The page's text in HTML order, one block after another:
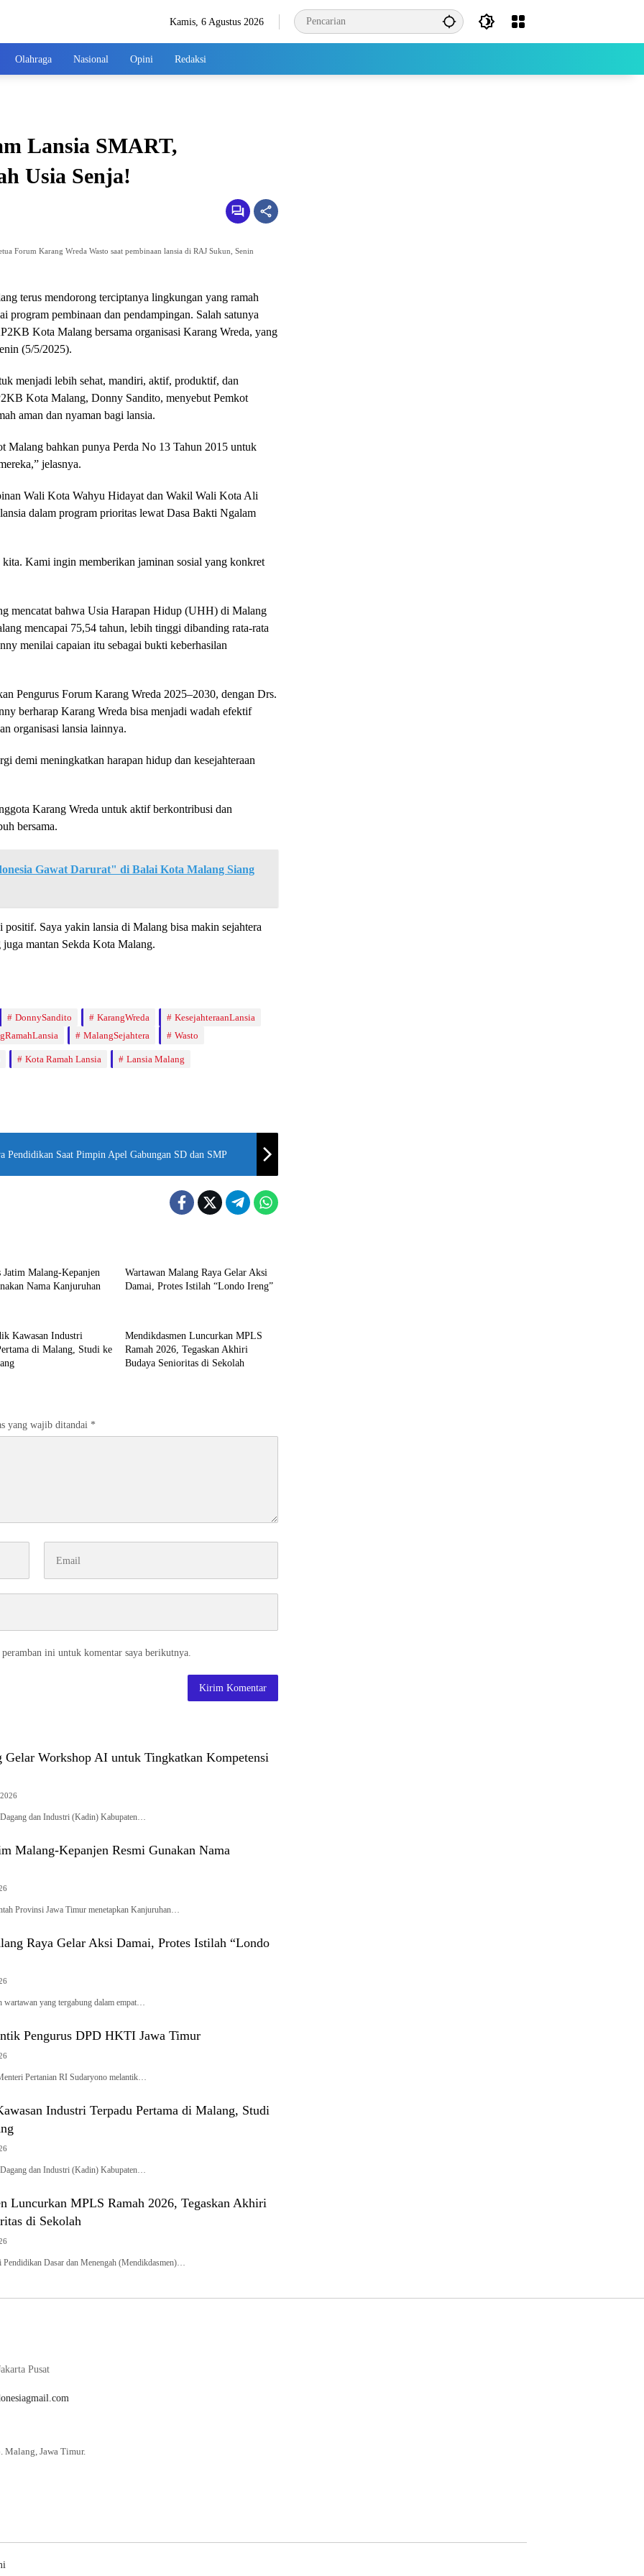
Kamis, 6 Agustus 2026
Olahraga Nasional Opini Redaksi
Lansia SMART,
Usia Senja!
Forum Karang Wreda Wasto saat pembinaan lansia di RAJ Sukun, Senin
terus mendorong terciptanya lingkungan yang ramah
program pembinaan dan pendampingan. Salah satunya
Kota Malang bersama organisasi Karang Wreda, yang
(5/5/2025).
menjadi lebih sehat, mandiri, aktif, produktif, dan
Kota Malang, Donny Sandito, menyebut Pemkot
aman dan nyaman bagi lansia.
Malang bahkan punya Perda No 13 Tahun 2015 untuk
jelasnya.
Wali Kota Wahyu Hidayat dan Wakil Wali Kota Ali
dalam program prioritas lewat Dasa Bakti Ngalam
Kami ingin memberikan jaminan sosial yang konkret
mencatat bahwa Usia Harapan Hidup (UHH) di Malang
mencapai 75,54 tahun, lebih tinggi dibanding rata-rata
menilai capaian itu sebagai bukti keberhasilan
Pengurus Forum Karang Wreda 2025–2030, dengan Drs.
berharap Karang Wreda bisa menjadi wadah efektif
organisasi lansia lainnya.
demi meningkatkan harapan hidup dan kesejahteraan
Karang Wreda untuk aktif berkontribusi dan
bersama.
Gawat Darurat" di Balai Kota Malang Siang
Saya yakin lansia di Malang bisa makin sejahtera
mantan Sekda Kota Malang.
DonnySandito KarangWreda
KesejahteraanLansia
MalangSejahtera Wasto
Kota Ramah Lansia
Lansia Malang
Pendidikan Saat Pimpin Apel Gabungan SD dan SMP
Jatim Malang-Kepanjen
Nama Kanjuruhan
Wartawan Malang Raya Gelar Aksi
Damai, Protes Istilah “Londo Ireng”
Kawasan Industri
di Malang, Studi ke
Mendikdasmen Luncurkan MPLS
Ramah 2026, Tegaskan Akhiri
Budaya Senioritas di Sekolah
yang wajib ditandai *
ini untuk komentar saya berikutnya.
Gelar Workshop AI untuk Tingkatkan Kompetensi
dan Industri (Kadin) Kabupaten…
Malang-Kepanjen Resmi Gunakan Nama
Provinsi Jawa Timur menetapkan Kanjuruhan…
Raya Gelar Aksi Damai, Protes Istilah “Londo
yang tergabung dalam empat…
Pengurus DPD HKTI Jawa Timur
Pertanian RI Sudaryono melantik…
Industri Terpadu Pertama di Malang, Studi
dan Industri (Kadin) Kabupaten…
Luncurkan MPLS Ramah 2026, Tegaskan Akhiri
di Sekolah
Dasar dan Menengah (Mendikdasmen)…
Pusat
Malang, Jawa Timur.